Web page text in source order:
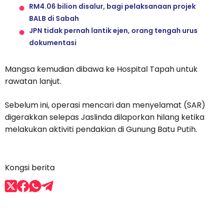
RM4.06 bilion disalur, bagi pelaksanaan projek
BALB di Sabah
JPN tidak pernah lantik ejen, orang tengah urus
dokumentasi
Mangsa kemudian dibawa ke Hospital Tapah untuk
rawatan lanjut.
Sebelum ini, operasi mencari dan menyelamat (SAR)
digerakkan selepas Jaslinda dilaporkan hilang ketika
melakukan aktiviti pendakian di Gunung Batu Putih.
Kongsi berita